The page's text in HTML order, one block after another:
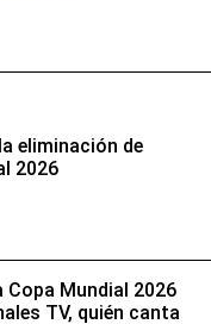
eliminación de
2026
Copa Mundial 2026
TV, quién canta